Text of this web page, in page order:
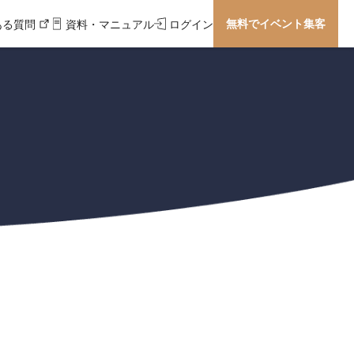
る質問 資料・マニュアル ログイン 無料でイベント集客